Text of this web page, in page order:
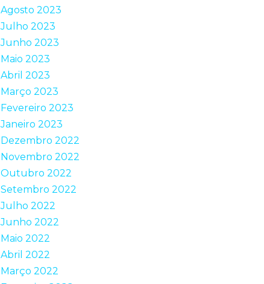
Agosto 2023
Julho 2023
Junho 2023
Maio 2023
Abril 2023
Março 2023
Fevereiro 2023
Janeiro 2023
Dezembro 2022
Novembro 2022
Outubro 2022
Setembro 2022
Julho 2022
Junho 2022
Maio 2022
Abril 2022
Março 2022